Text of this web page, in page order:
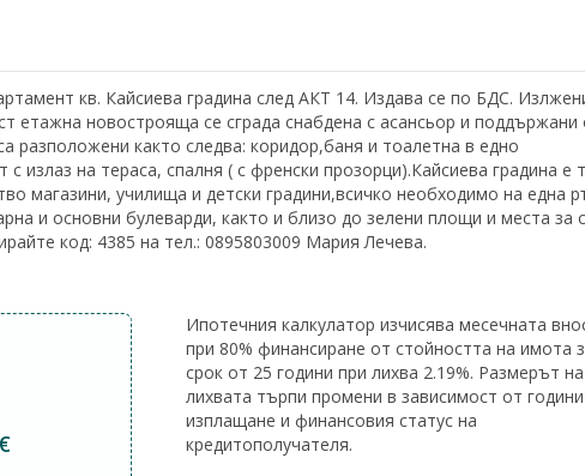
кв. Кайсиева градина след АКТ 14. Издава се по БДС.
етажна новострояща се сграда снабдена с асансьор и
разположени както следва: коридор,баня и тоалетна в едно
излаз на тераса, спалня ( с френски прозорци).Кайсиева градина е
магазини, училища и детски градини,всичко необходимо на една
и основни булеварди, както и близо до зелени площи и места за
код: 4385 на тел.: 0895803009 Мария Лечева.
€
Ипотечния калкулатор изчисява месечната
при 80% финансиране от стойността на имота
срок от 25 години при лихва 2.19%. Размерът на
лихвата търпи промени в зависимост от
изплащане и финансовия статус на
кредитополучателя.